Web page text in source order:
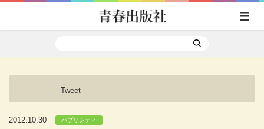
Tweet
2012.10.30 パブリシティ